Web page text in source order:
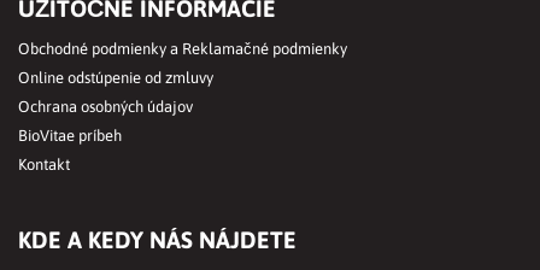
UŽITOČNÉ INFORMÁCIE
Obchodné podmienky a Reklamačné podmienky
Online odstúpenie od zmluvy
Ochrana osobných údajov
BioVitae príbeh
Kontakt
KDE A KEDY NÁS NÁJDETE